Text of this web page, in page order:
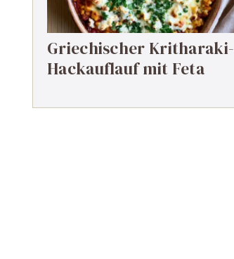
Griechischer Kritharaki-
Hackauflauf mit Feta